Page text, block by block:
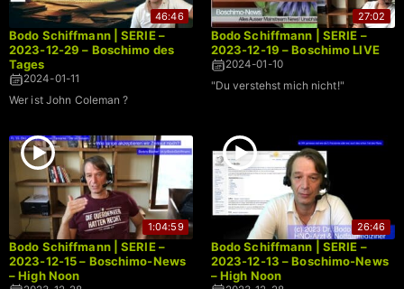
46:46
Bodo Schiffmann | SERIE –
2023-12-29 – Boschimo des
Tages
2024-01-11
Wer ist John Coleman ?
27:02
Bodo Schiffmann | SERIE –
2023-12-19 – Boschimo LIVE
2024-01-10
"Du verstehst mich nicht!"
1:04:59
Bodo Schiffmann | SERIE –
2023-12-15 – Boschimo-News
– High Noon
26:46
Bodo Schiffmann | SERIE –
2023-12-13 – Boschimo-News
– High Noon